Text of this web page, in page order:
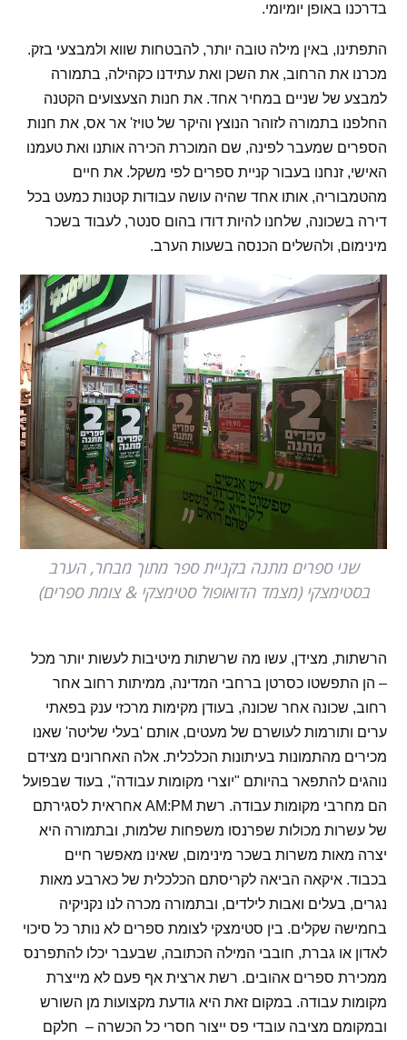
בדרכנו באופן יומיומי.
התפתינו, באין מילה טובה יותר, להבטחות שווא ולמבצעי בזק.
מכרנו את הרחוב, את השכן ואת עתידנו כקהילה, בתמורה
למבצע של שניים במחיר אחד. את חנות הצעצועים הקטנה
החלפנו בתמורה לזוהר הנוצץ והיקר של טויז' אר אס, את חנות
הספרים שמעבר לפינה, שם המוכרת הכירה אותנו ואת טעמנו
האישי, זנחנו בעבור קניית ספרים לפי משקל. את חיים
מהטמבוריה, אותו אחד שהיה עושה עבודות קטנות כמעט בכל
דירה בשכונה, שלחנו להיות דודו בהום סנטר, לעבוד בשכר
מינימום, ולהשלים הכנסה בשעות הערב.
שני ספרים מתנה בקניית ספר מתוך מבחר, הערב
בסטימצקי (מצמד הדואופול סטימצקי & צומת ספרים)
הרשתות, מצידן, עשו מה שרשתות מיטיבות לעשות יותר מכל
– הן התפשטו כסרטן ברחבי המדינה, ממיתות רחוב אחר
רחוב, שכונה אחר שכונה, בעודן מקימות מרכזי ענק בפאתי
ערים ותורמות לעושרם של מעטים, אותם 'בעלי שליטה' שאנו
מכירים מהתמונות בעיתונות הכלכלית. אלה האחרונים מצידם
נוהגים להתפאר בהיותם "יוצרי מקומות עבודה", בעוד שבפועל
הם מחרבי מקומות עבודה. רשת AM:PM אחראית לסגירתם
של עשרות מכולות שפרנסו משפחות שלמות, ובתמורה היא
יצרה מאות משרות בשכר מינימום, שאינו מאפשר חיים
בכבוד. איקאה הביאה לקריסתם הכלכלית של כארבע מאות
נגרים, בעלים ואבות לילדים, ובתמורה מכרה לנו נקניקיה
בחמישה שקלים. בין סטימצקי לצומת ספרים לא נותר כל סיכוי
לאדון או גברת, חובבי המילה הכתובה, שבעבר יכלו להתפרנס
ממכירת ספרים אהובים. רשת ארצית אף פעם לא מייצרת
מקומות עבודה. במקום זאת היא גודעת מקצועות מן השורש
ובמקומם מציבה עובדי פס ייצור חסרי כל הכשרה – חלקם